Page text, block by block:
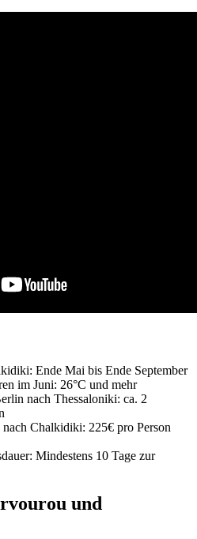
Ende Mai bis Ende September
im Juni: 26°C und mehr
nach Thessaloniki: ca. 2
Chalkidiki: 225€ pro Person
Mindestens 10 Tage zur
und